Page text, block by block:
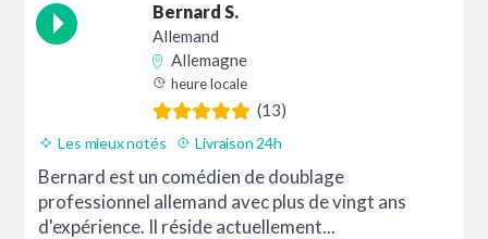
Bernard S.
Allemand
Allemagne
heure locale
(13)
Les mieux notés Livraison 24h
Bernard est un comédien de doublage
professionnel allemand avec plus de vingt ans
d'expérience. Il réside actuellement...